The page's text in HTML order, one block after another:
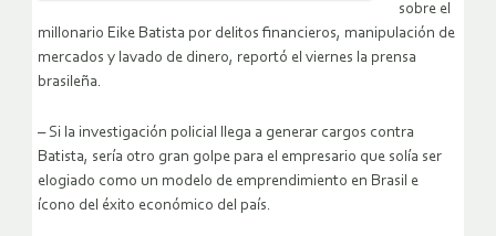
sobre el
millonario Eike Batista por delitos financieros, manipulación de
mercados y lavado de dinero, reportó el viernes la prensa
brasileña.
– Si la investigación policial llega a generar cargos contra
Batista, sería otro gran golpe para el empresario que solía ser
elogiado como un modelo de emprendimiento en Brasil e
ícono del éxito económico del país.